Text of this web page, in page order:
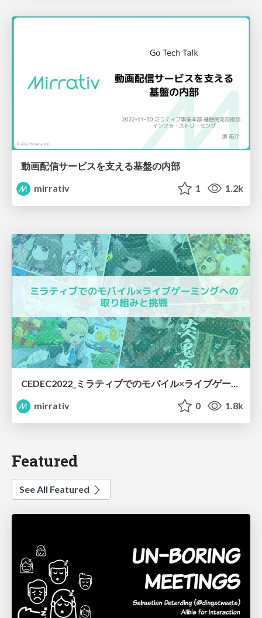
動画配信サービスを支える基盤の内部
mirrativ
1 1.2k
CEDEC2022_ミラティブでのモバイル×ライブゲーミングへの取り組みと挑戦
mirrativ
0 1.8k
Featured
See All Featured